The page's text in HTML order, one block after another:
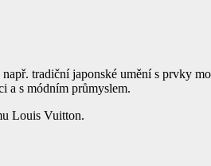
tradiční japonské umění s prvky
a s módním průmyslem.
Louis Vuitton.